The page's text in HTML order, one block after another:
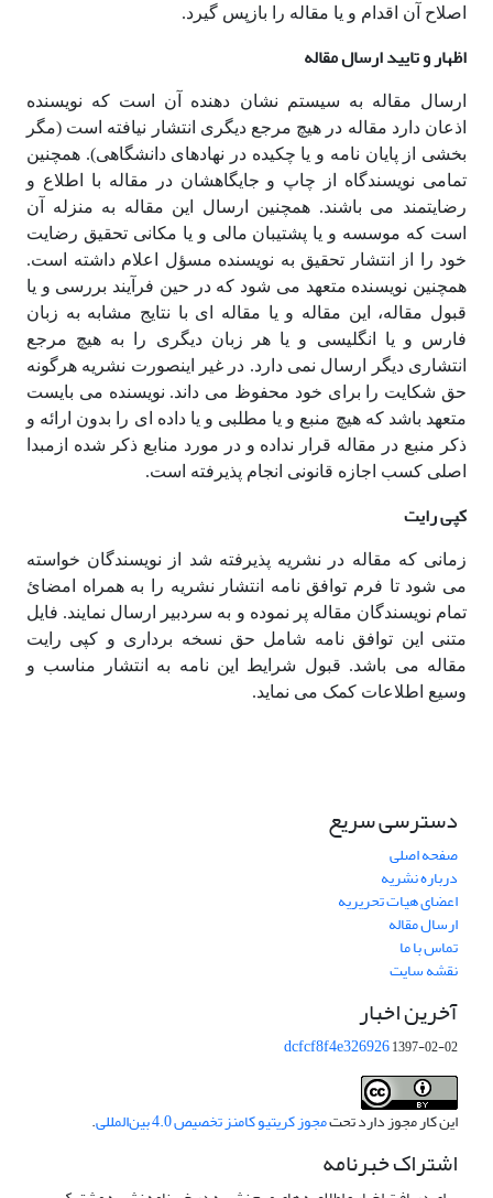
اصلاح آن اقدام و یا مقاله را بازپس گیرد.
اظهار و تایید ارسال مقاله
ارسال مقاله به سیستم نشان دهنده آن است که نویسنده
اذعان دارد مقاله در هیچ مرجع دیگری انتشار نیافته است (مگر
بخشی از پایان نامه و یا چکیده در نهادهای دانشگاهی). همچنین
تمامی نویسندگاه از چاپ و جایگاهشان در مقاله با اطلاع و
رضایتمند می باشند. همچنین ارسال این مقاله به منزله آن
است که موسسه و یا پشتیبان مالی و یا مکانی تحقیق رضایت
خود را از انتشار تحقیق به نویسنده مسؤل اعلام داشته است.
همچنین نویسنده متعهد می شود که در حین فرآیند بررسی و یا
قبول مقاله، این مقاله و یا مقاله ای با نتایج مشابه به زبان
فارس و یا انگلیسی و یا هر زبان دیگری را به هیچ مرجع
انتشاری دیگر ارسال نمی دارد. در غیر اینصورت نشریه هرگونه
حق شکایت را برای خود محفوظ می داند. نویسنده می بایست
متعهد باشد که هیچ منبع و یا مطلبی و یا داده ای را بدون ارائه و
ذکر منبع در مقاله قرار نداده و در مورد منابع ذکر شده ازمبدا
اصلی کسب اجازه قانونی انجام پذیرفته است.
کپی رایت
زمانی که مقاله در نشریه پذیرفته شد از نویسندگان خواسته
می شود تا فرم توافق نامه انتشار نشریه را به همراه امضائ
تمام نویسندگان مقاله پر نموده و به سردبیر ارسال نمایند. فایل
متنی این توافق نامه شامل حق نسخه برداری و کپی رایت
مقاله می باشد. قبول شرایط این نامه به انتشار مناسب و
وسیع اطلاعات کمک می نماید.
دسترسی سریع
صفحه اصلی
درباره نشریه
اعضای هیات تحریریه
ارسال مقاله
تماس با ما
نقشه سایت
آخرین اخبار
dcfcf8f4e3269261397-02-02
این کار مجوز دارد تحتمجوز کریتیو کامنز تخصیص 4.0 بین‌المللی .
اشتراک خبرنامه